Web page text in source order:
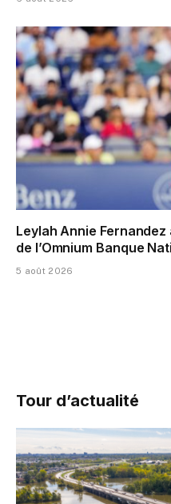
Leylah Annie
de l’Omnium Banque
5 août 2026
Tour d’actualité